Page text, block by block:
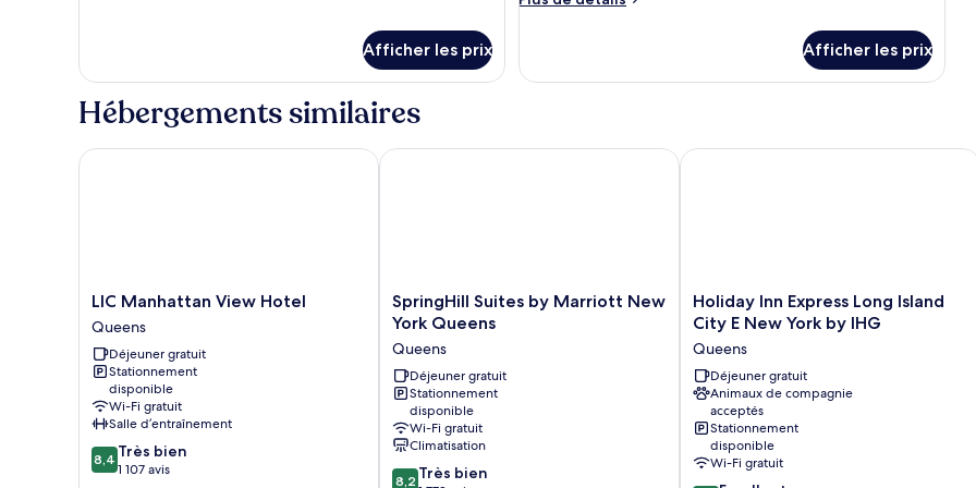
mobilité
réduite,
non-
fumeur
mobilité
réduite,
non-
Afficher les prix
Chambre
non-
Afficher les prix
Hébergements similaires
LIC
Manhattan
View
Hotel
Queens
LIC Manhattan View Hotel
Queens
Déjeuner gratuit
Stationnement
disponible
Wi-Fi gratuit
Salle d’entraînement
8.4
sur
8,4 Très bien
1 107 avis
LIC Manhattan View Hotel
SpringHill
Suites
Marriott
New
York
Queens
Queens
SpringHill Suites by Marriott New
York Queens
Queens
Déjeuner gratuit
Stationnement
disponible
Wi-Fi gratuit
Climatisation
8.2
8,2 Très bien
SpringHill Suites by Marriott New York Queens
Holiday
Inn
Express
Long
Island
City
New
York
by
Holiday Inn Express Long Island
City E New York by IHG
Queens
Déjeuner gratuit
Animaux de compagnie
acceptés
Stationnement
disponible
Wi-Fi gratuit
Holiday Inn Express Long Island City